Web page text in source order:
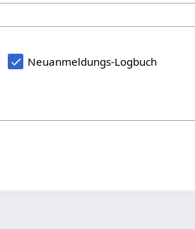
Neuanmeldungs-Logbuch